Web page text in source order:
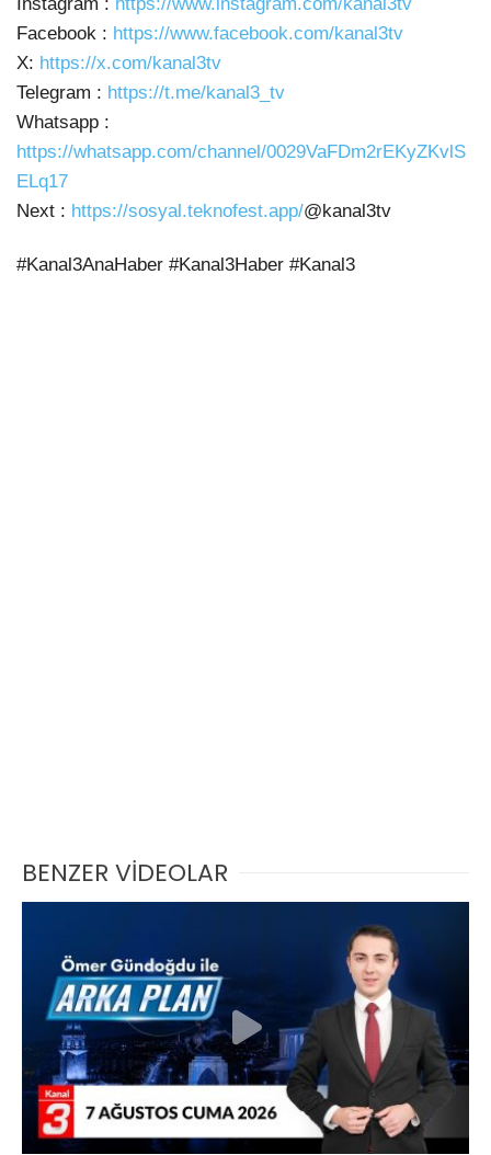
Facebook : https://www.facebook.com/kanal3tv
X: https://x.com/kanal3tv
Telegram : https://t.me/kanal3_tv
Whatsapp :
https://whatsapp.com/channel/0029VaFDm2rEKyZKvlS
ELq17
Next : https://sosyal.teknofest.app/@kanal3tv
#Kanal3AnaHaber #Kanal3Haber #Kanal3
BENZER VİDEOLAR